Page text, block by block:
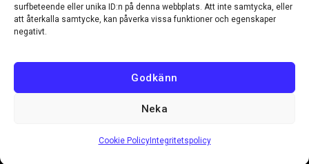
surfbeteende eller unika ID:n på denna webbplats. Att inte samtycka, eller
att återkalla samtycke, kan påverka vissa funktioner och egenskaper
negativt.
Godkänn
Neka
Cookie PolicyIntegritetspolicy
Om oss
Visa
Copyright 2026 ©AA Möbler AB